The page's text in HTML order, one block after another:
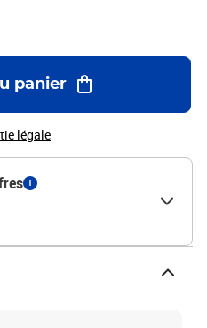
panier
légale
1